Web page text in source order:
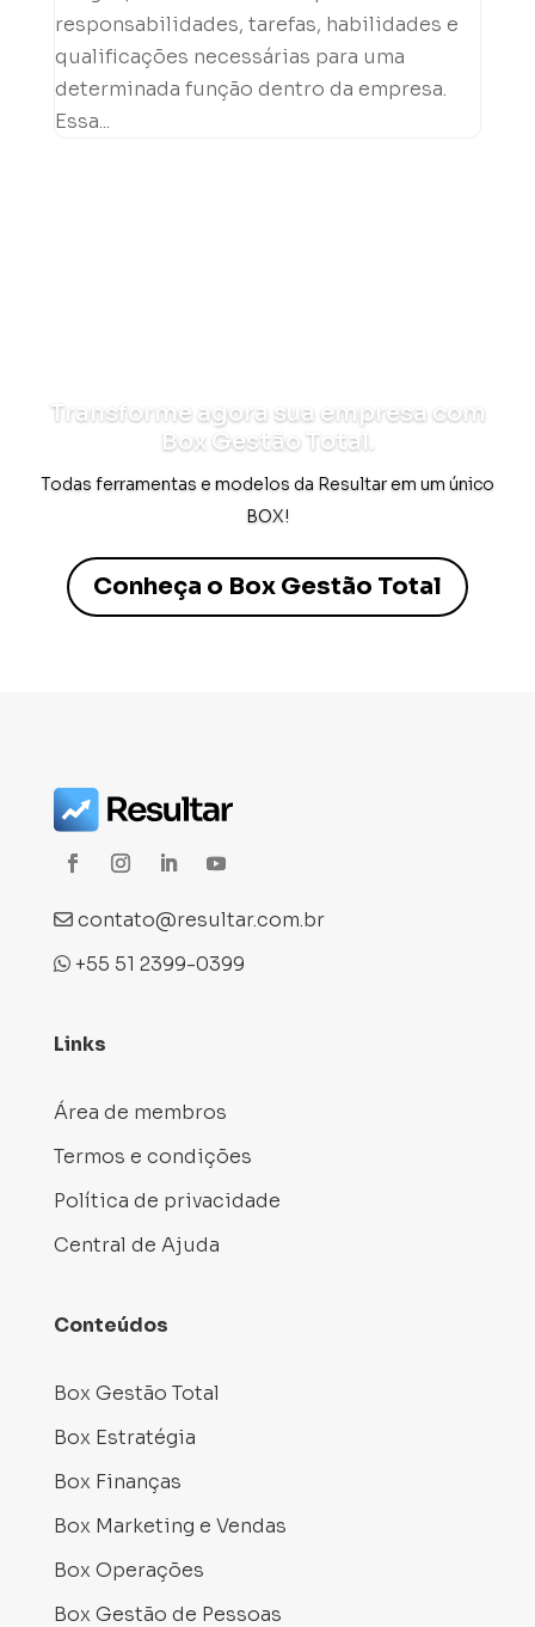
responsabilidades, tarefas, habilidades e
qualificações necessárias para uma
determinada função dentro da empresa.
Essa...
Transforme agora sua empresa com
Box Gestão Total.
Todas ferramentas e modelos da Resultar em um único
BOX!
Conheça o Box Gestão Total
contato@resultar.com.br
+55 51 2399-0399
Links
Área de membros
Termos e condições
Política de privacidade
Central de Ajuda
Conteúdos
Box Gestão Total
Box Estratégia
Box Finanças
Box Marketing e Vendas
Box Operações
Box Gestão de Pessoas